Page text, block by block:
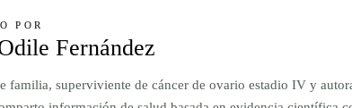
POR
Fernández
familia, superviviente de cáncer de ovario estadio IV y